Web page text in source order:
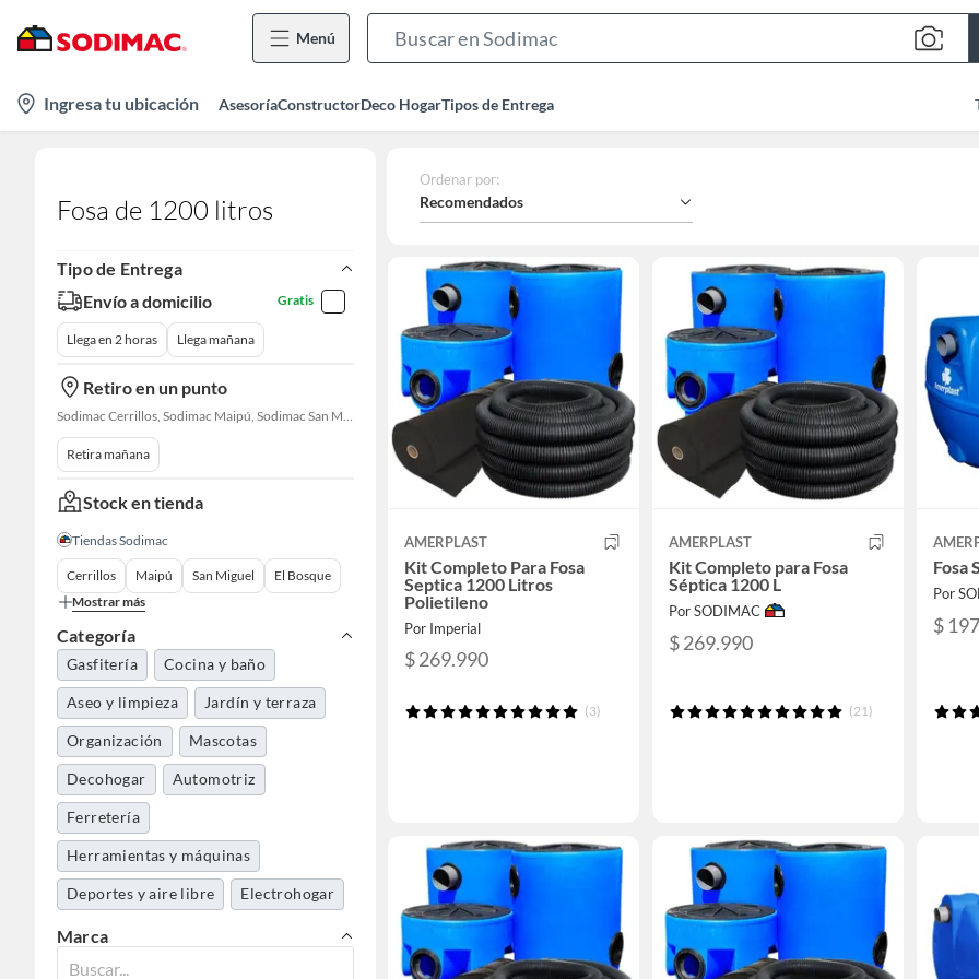
Menú
Bar
location-
icon
Ingresa tu ubicación AsesoríaConstructorDeco HogarTipos de Entrega
Fosa de 1200 litros
Tipo de Entrega
Envío a domicilio
Gratis
Llega en 2 horas Llega mañana
Retiro en un punto
Sodimac Cerrillos, Sodimac Maipú, Sodimac San Miguel, Sodimac El Bosque, Sodimac San Bernardo, Constructor Cantagallo, Sodimac Talagante, Sodimac San Fernando
Retira mañana
Stock en tienda
Tiendas Sodimac
Cerrillos Maipú San Miguel
El Bosque
Mostrar más
Categoría
Gasfitería Cocina y baño
Aseo y limpieza Jardín y terraza
Organización Mascotas
Decohogar Automotriz
Ferretería
Herramientas y máquinas
Deportes y aire libre Electrohogar
Servicios e intangibles
Construcción
Marca
Ordenar por:
Recomendados
AMERPLAST
Kit Completo Para Fosa
Septica 1200 Litros
Polietileno
Por Imperial
$ 269.990
(3)
AMERPLAST
Kit Completo para Fosa
Séptica 1200 L
Por SODIMAC
$ 269.990
(21)
Fosa
Por
$